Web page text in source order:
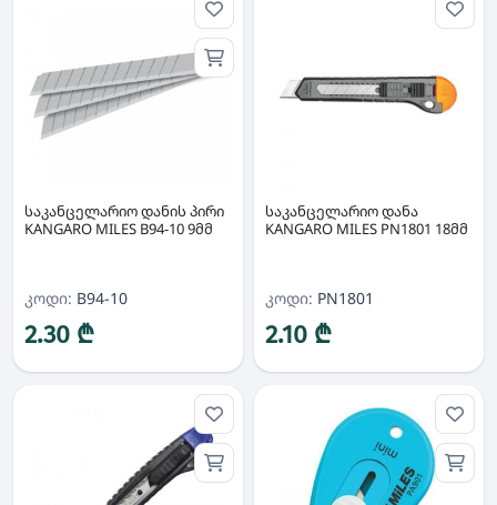
საკანცელარიო დანის პირი
KANGARO MILES B94-10 9მმ
კოდი: B94-10
2.30 ₾
საკანცელარიო დანა
KANGARO MILES PN1801 18მმ
კოდი: PN1801
2.10 ₾